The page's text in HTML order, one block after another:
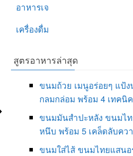
อาหารเจ
เครื่องดื่ม
สูตรอาหารล่าสุด
ขนมถ้วย เมนูอร่อยๆ แป้
กลมกล่อม พร้อม 4 เทคนิ
ขนมมันสำปะหลัง ขนมไท
หนึบ พร้อม 5 เคล็ดลับคว
ขนมใส่ไส้ ขนมไทยแสนอ